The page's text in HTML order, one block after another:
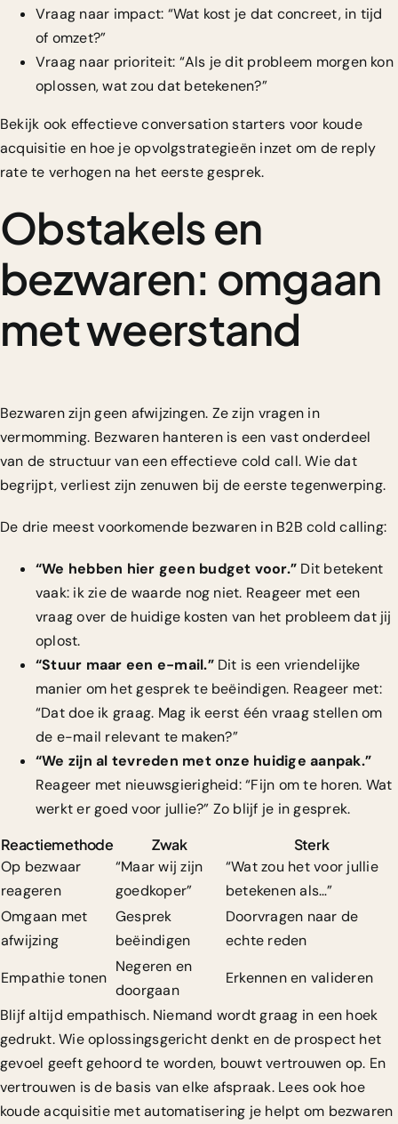
Vraag naar impact: “Wat kost je dat concreet, in tijd
of omzet?”
Vraag naar prioriteit: “Als je dit probleem morgen kon
oplossen, wat zou dat betekenen?”
Bekijk ook effectieve conversation starters voor koude
acquisitie en hoe jeopvolgstrategieën inzet om de reply
rate te verhogen na het eerste gesprek.
Obstakels en
bezwaren: omgaan
met weerstand
Bezwaren zijn geen afwijzingen. Ze zijn vragen in
vermomming. Bezwaren hanteren is een vast onderdeel
van de structuur van een effectieve cold call. Wie dat
begrijpt, verliest zijn zenuwen bij de eerste tegenwerping.
De drie meest voorkomende bezwaren in B2B cold calling:
“We hebben hier geen budget voor.” Dit betekent
vaak: ik zie de waarde nog niet. Reageer met een
vraag over de huidige kosten van het probleem dat jij
oplost.
“Stuur maar een e-mail.”Dit is een vriendelijke
manier om het gesprek te beëindigen. Reageer met:
“Dat doe ik graag. Mag ik eerst één vraag stellen om
de e-mail relevant te maken?”
“We zijn al tevreden met onze huidige aanpak.”
Reageer met nieuwsgierigheid: “Fijn om te horen. Wat
werkt er goed voor jullie?” Zo blijf je in gesprek.
Reactiemethode
Zwak
Sterk
Op bezwaar
reageren
“Maar wij zijn
goedkoper”
“Wat zou het voor jullie
betekenen als…”
Omgaan met
afwijzing
Gesprek
beëindigen
Doorvragen naar de
echte reden
Empathie tonen
Negeren en
doorgaan
Erkennen en valideren
Blijf altijd empathisch. Niemand wordt graag in een hoek
gedrukt. Wie oplossingsgericht denkt en de prospect het
gevoel geeft gehoord te worden, bouwt vertrouwen op. En
vertrouwen is de basis van elke afspraak. Lees ook hoe
koude acquisitie met automatisering je helpt om bezwaren